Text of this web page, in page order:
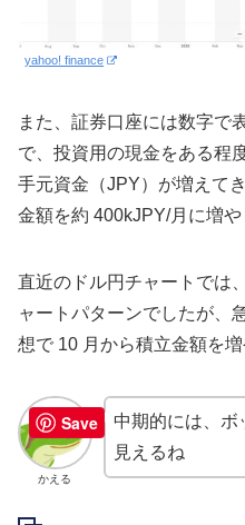
yahoo! finance
また、証券口座には数字で
で、投資用の現金をある程
手元資金（JPY）が増えて
金額を約 400kJPY/月に増や
直近のドル円チャートでは
ャートパターンでしたが、
想で 10 月から積立金額を増
かえる
中期的には、ボ
見えるね
Save